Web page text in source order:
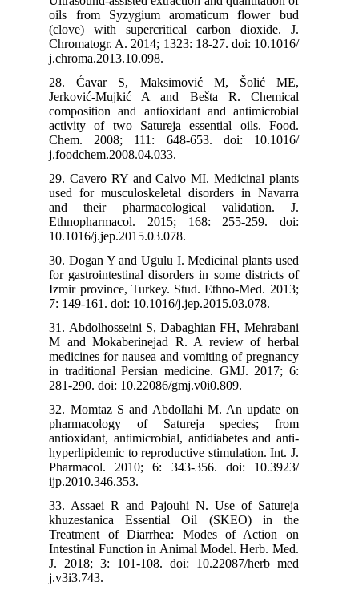
oils from Syzygium aromaticum flower bud
(clove) with supercritical carbon dioxide. J.
Chromatogr. A. 2014; 1323: 18-27. doi: 10.1016/
j.chroma.2013.10.098.
28. Ćavar S, Maksimović M, Šolić ME,
Jerković-Mujkić A and Bešta R. Chemical
composition and antioxidant and antimicrobial
activity of two Satureja essential oils. Food.
Chem. 2008; 111: 648-653. doi: 10.1016/
j.foodchem.2008.04.033.
29. Cavero RY and Calvo MI. Medicinal plants
used for musculoskeletal disorders in Navarra
and their pharmacological validation. J.
Ethnopharmacol. 2015; 168: 255-259. doi:
10.1016/j.jep.2015.03.078.
30. Dogan Y and Ugulu I. Medicinal plants used
for gastrointestinal disorders in some districts of
Izmir province, Turkey. Stud. Ethno-Med. 2013;
7: 149-161. doi: 10.1016/j.jep.2015.03.078.
31. Abdolhosseini S, Dabaghian FH, Mehrabani
M and Mokaberinejad R. A review of herbal
medicines for nausea and vomiting of pregnancy
in traditional Persian medicine. GMJ. 2017; 6:
281-290. doi: 10.22086/gmj.v0i0.809.
32. Momtaz S and Abdollahi M. An update on
pharmacology of Satureja species; from
antioxidant, antimicrobial, antidiabetes and anti-
hyperlipidemic to reproductive stimulation. Int. J.
Pharmacol. 2010; 6: 343-356. doi: 10.3923/
ijp.2010.346.353.
33. Assaei R and Pajouhi N. Use of Satureja
khuzestanica Essential Oil (SKEO) in the
Treatment of Diarrhea: Modes of Action on
Intestinal Function in Animal Model. Herb. Med.
J. 2018; 3: 101-108. doi: 10.22087/herb med
j.v3i3.743.